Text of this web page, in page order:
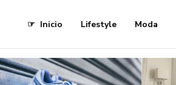
☞ Inicio Lifestyle Moda